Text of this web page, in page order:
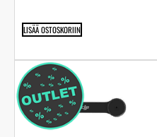
LISÄÄ OSTOSKORIIN